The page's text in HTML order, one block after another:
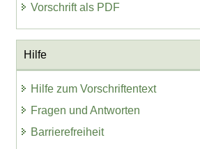
Vorschrift als PDF
Hilfe
Hilfe zum Vorschriftentext
Fragen und Antworten
Barrierefreiheit